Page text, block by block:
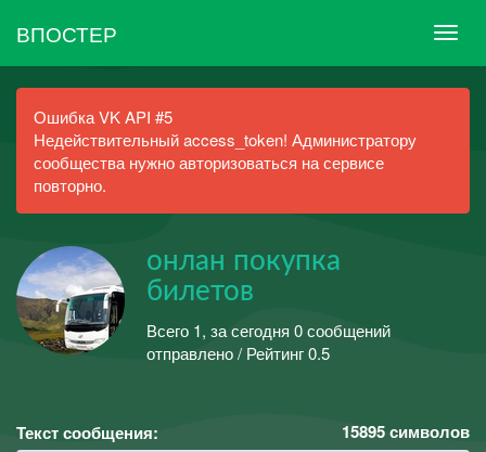
ВПОСТЕР
Ошибка VK API #5
Недействительный access_token! Администратору
сообщества нужно авторизоваться на сервисе
повторно.
онлан покупка
билетов
Всего 1, за сегодня 0 сообщений
отправлено / Рейтинг 0.5
Текст сообщения: 15895символов